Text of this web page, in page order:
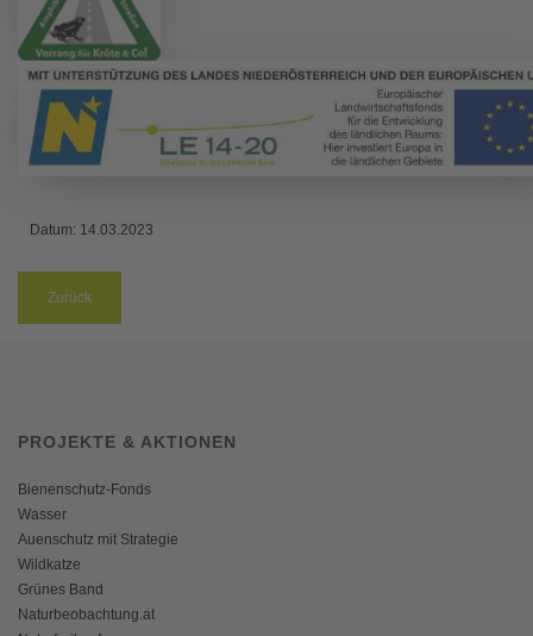
Datum: 14.03.2023
Zurück
PROJEKTE & AKTIONEN
Bienenschutz-Fonds
Wasser
Auenschutz mit Strategie
Wildkatze
Grünes Band
Naturbeobachtung.at